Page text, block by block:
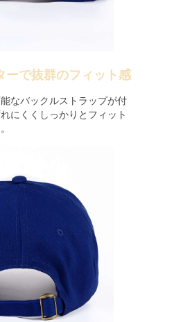
ーで抜群のフィット感
なバックルストラップが付
にくくしっかりとフィット